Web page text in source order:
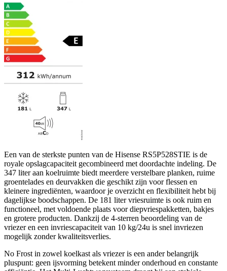
Een van de sterkste punten van de Hisense RS5P528STIE is de
royale opslagcapaciteit gecombineerd met doordachte indeling. De
347 liter aan koelruimte biedt meerdere verstelbare planken, ruime
groentelades en deurvakken die geschikt zijn voor flessen en
kleinere ingrediënten, waardoor je overzicht en flexibiliteit hebt bij
dagelijkse boodschappen. De 181 liter vriesruimte is ook ruim en
functioneel, met voldoende plaats voor diepvriespakketten, bakjes
en grotere producten. Dankzij de 4-sterren beoordeling van de
vriezer en een invriescapaciteit van 10 kg/24u is snel invriezen
mogelijk zonder kwaliteitsverlies.
No Frost in zowel koelkast als vriezer is een ander belangrijk
pluspunt: geen ijsvorming betekent minder onderhoud en constante